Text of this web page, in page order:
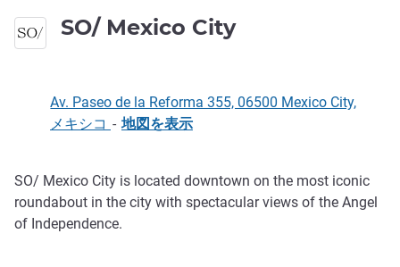
SO/ Mexico City
Av. Paseo de la Reforma 355, 06500 Mexico City,
メキシコ - 地図を表示
説明
SO/ Mexico City is located downtown on the most iconic
roundabout in the city with spectacular views of the Angel
of Independence.